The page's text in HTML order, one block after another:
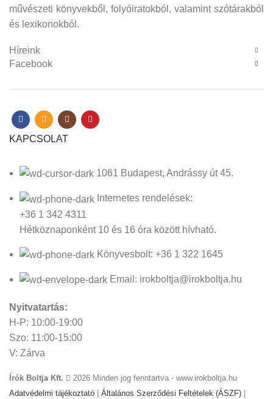
művészeti könyvekből, folyóiratokból, valamint szótárakból
és lexikonokból.
Híreink
Facebook
KAPCSOLAT
1061 Budapest, Andrássy út 45.
Internetes rendelések:
+36 1 342 4311
Hétköznaponként 10 és 16 óra között hívható.
Könyvesbolt: +36 1 322 1645
Email: irokboltja@irokboltja.hu
Nyitvatartás:
H-P: 10:00-19:00
Szo: 11:00-15:00
V: Zárva
Írók Boltja Kft.
2026 Minden jog fenntartva - www.irokboltja.hu
Adatvédelmi tájékoztató
Általános Szerződési Feltételek (ÁSZF)